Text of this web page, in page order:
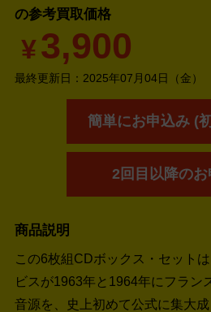
の参考買取価格
¥3,900
最終更新日： 2025年07月04日（金）
簡単にお申込み (
2回目以降の
商品説明
この6枚組CDボックス・セット
ビスが1963年と1964年にフラン
音源を、史上初めて公式に集大成